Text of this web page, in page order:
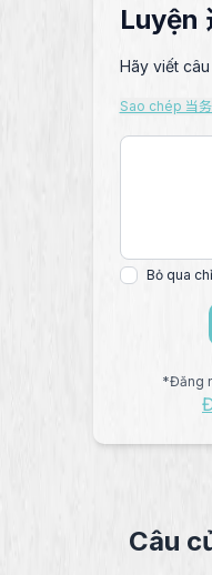
Luyện
Hãy viết
Sao chép 当
Bỏ qua
*Đăng
Câu